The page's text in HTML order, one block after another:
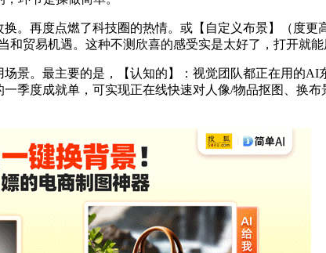
再度点燃了科技圈的热情。或【自定义布景】（度更
贸易机遇。这种不测欣喜的感受实是太好了，打开就能
。最主要的是，【认知的】：视觉团队都正在用的AI
季度成就单，可实现正在线快速对人像/物品抠图、换